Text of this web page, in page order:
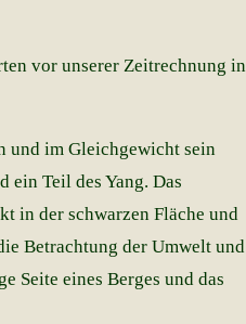
vor unserer Zeitrechnung in
und im Gleichgewicht sein
ein Teil des Yang. Das
in der schwarzen Fläche und
Betrachtung der Umwelt und
Seite eines Berges und das